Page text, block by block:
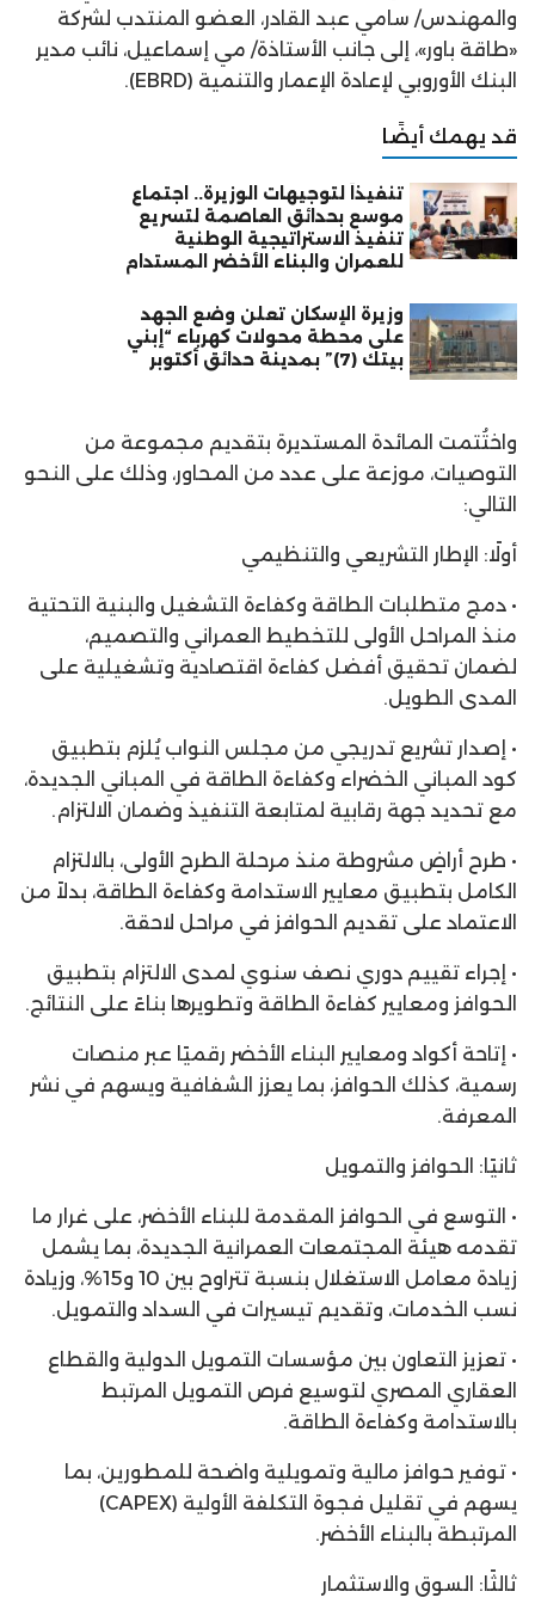
والمهندس/ سامي عبد القادر، العضو المنتدب لشركة
«طاقة باور»، إلى جانب الأستاذة/ مي إسماعيل، نائب مدير
البنك الأوروبي لإعادة الإعمار والتنمية (EBRD).
قد يهمك أيضًا
تنفيذاً لتوجيهات الوزيرة.. اجتماع
موسع بحدائق العاصمة لتسريع
تنفيذ الاستراتيجية الوطنية
للعمران والبناء الأخضر المستدام
وزيرة الإسكان تعلن وضع الجهد
على محطة محولات كهرباء “إبني
بيتك (7)” بمدينة حدائق أكتوبر
واختُتمت المائدة المستديرة بتقديم مجموعة من
التوصيات، موزعة على عدد من المحاور، وذلك على النحو
التالي:
أولًا: الإطار التشريعي والتنظيمي
• دمج متطلبات الطاقة وكفاءة التشغيل والبنية التحتية
منذ المراحل الأولى للتخطيط العمراني والتصميم،
لضمان تحقيق أفضل كفاءة اقتصادية وتشغيلية على
المدى الطويل.
• إصدار تشريع تدريجي من مجلس النواب يُلزم بتطبيق
كود المباني الخضراء وكفاءة الطاقة في المباني الجديدة،
مع تحديد جهة رقابية لمتابعة التنفيذ وضمان الالتزام.
• طرح أراضٍ مشروطة منذ مرحلة الطرح الأولى، بالالتزام
الكامل بتطبيق معايير الاستدامة وكفاءة الطاقة، بدلاً من
الاعتماد على تقديم الحوافز في مراحل لاحقة.
• إجراء تقييم دوري نصف سنوي لمدى الالتزام بتطبيق
الحوافز ومعايير كفاءة الطاقة وتطويرها بناءً على النتائج.
• إتاحة أكواد ومعايير البناء الأخضر رقميًا عبر منصات
رسمية، كذلك الحوافز، بما يعزز الشفافية ويسهم في نشر
المعرفة.
ثانيًا: الحوافز والتمويل
• التوسع في الحوافز المقدمة للبناء الأخضر، على غرار ما
تقدمه هيئة المجتمعات العمرانية الجديدة، بما يشمل
زيادة معامل الاستغلال بنسبة تتراوح بين 10 و15%، وزيادة
نسب الخدمات، وتقديم تيسيرات في السداد والتمويل.
• تعزيز التعاون بين مؤسسات التمويل الدولية والقطاع
العقاري المصري لتوسيع فرص التمويل المرتبط
بالاستدامة وكفاءة الطاقة.
• توفير حوافز مالية وتمويلية واضحة للمطورين، بما
يسهم في تقليل فجوة التكلفة الأولية (CAPEX)
المرتبطة بالبناء الأخضر.
ثالثًا: السوق والاستثمار